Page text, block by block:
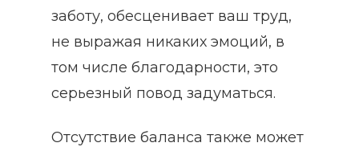
заботу, обесценивает ваш труд,
не выражая никаких эмоций, в
том числе благодарности, это
серьезный повод задуматься.
Отсутствие баланса также может